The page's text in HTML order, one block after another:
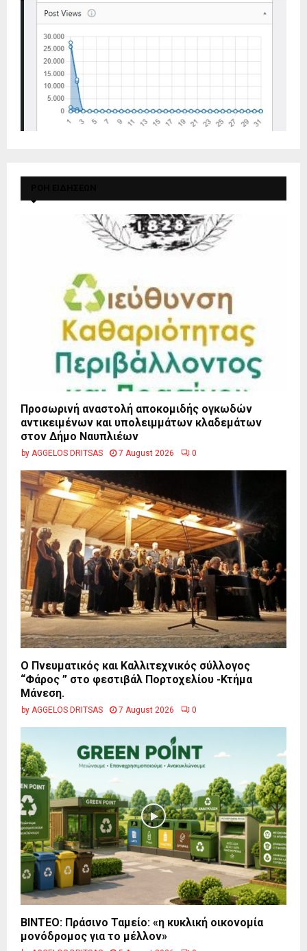
Προσωρινή αναστολή αποκομιδής ογκωδών
αντικειμένων και υπολειμμάτων κλαδεμάτων
στον Δήμο Ναυπλιέων
by AGGELOS DRITSAS 7 August 2026 0
Ο Πνευματικός και Καλλιτεχνικός σύλλογος
“Φάρος ” στο φεστιβάλ Πορτοχελίου -Κτήμα
Μάνεση.
by AGGELOS DRITSAS 7 August 2026 0
BINTEO: Πράσινο Ταμείο: «η κυκλική οικονομία
μονόδρομος για το μέλλον»